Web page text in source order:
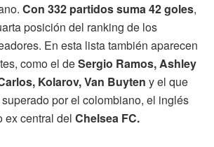
Con 332 partidos suma 42 goles,
posición del ranking de los
En esta lista también aparecen
como el deSergio Ramos, Ashley
Kolarov, Van Buyten y el que
por el colombiano, el inglés
ex central del Chelsea FC.